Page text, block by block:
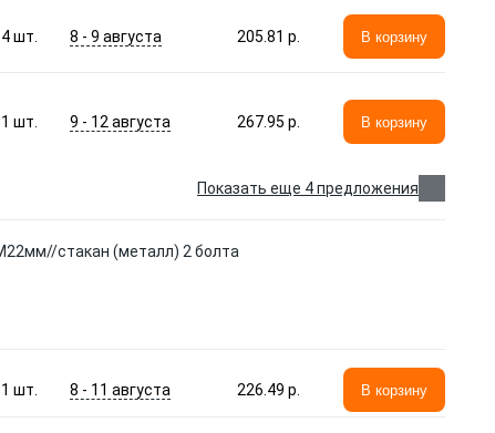
4шт. 8 - 9 августа 205.81 p. В корзину
1шт. 9 - 12 августа 267.95 p. В корзину
Показать еще 4 предложения
стакан (металл) 2 болта
1шт. 8 - 11 августа 226.49 p. В корзину